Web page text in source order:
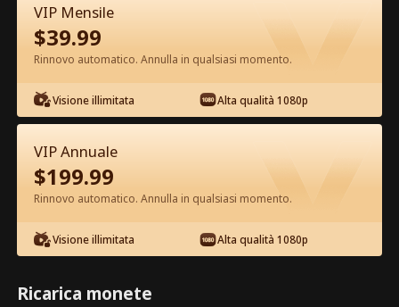
Episodio 27 - Odiata dal branco,
amata dall'Alfa Film completo
0-49 50-70 Tutti gli episodi
27 28 30
VIP Mensile
$39.99
Rinnovo automatico. Annulla in qualsiasi momento.
Visione illimitata Alta qualità 1080p
VIP Annuale
$199.99
Rinnovo automatico. Annulla in qualsiasi momento.
Visione illimitata Alta qualità 1080p
Ricarica monete